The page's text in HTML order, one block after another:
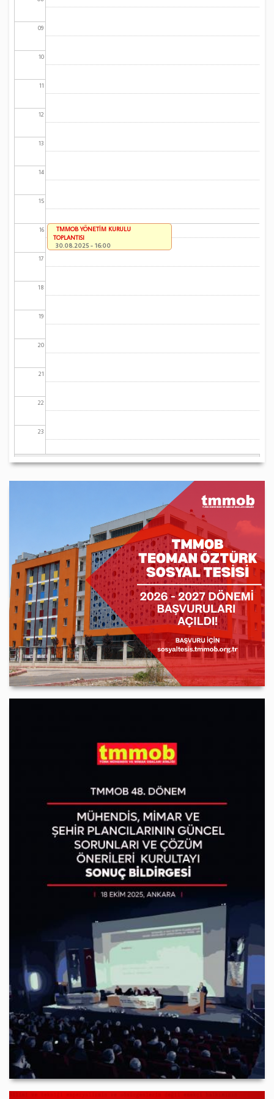
09
10
11
12
13
14
15
16
17
18
19
20
21
22
23
TMMOB YÖNETİM KURULU
TOPLANTISI
30.08.2025 - 16:00